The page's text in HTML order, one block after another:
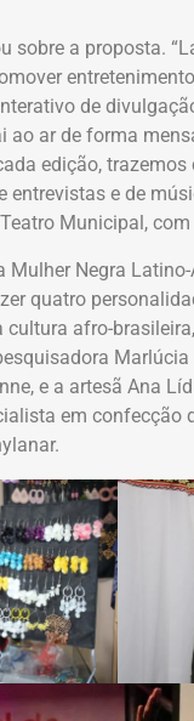
sobre a proposta.
de
ar de forma
edição,
e de
Municipal, com
Negra
quatro
afro-
Marlúcia
e a artesã Ana
em confecção